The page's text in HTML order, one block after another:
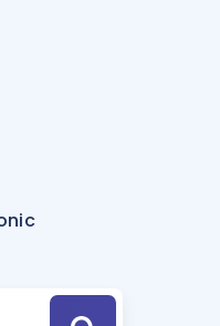
Hesaplama Aracı
için Öneriler
Tek Takvimde
Hoca ile seni sınava